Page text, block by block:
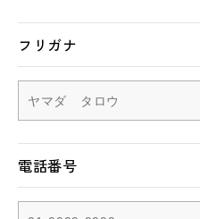
フリガナ
電話番号